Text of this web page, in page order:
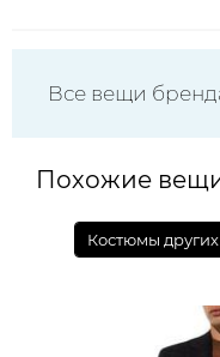
Все вещи
Похожие
Костюмы